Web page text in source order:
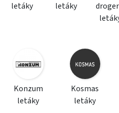
letáky
letáky
Konzum
letáky
Kosmas
letáky